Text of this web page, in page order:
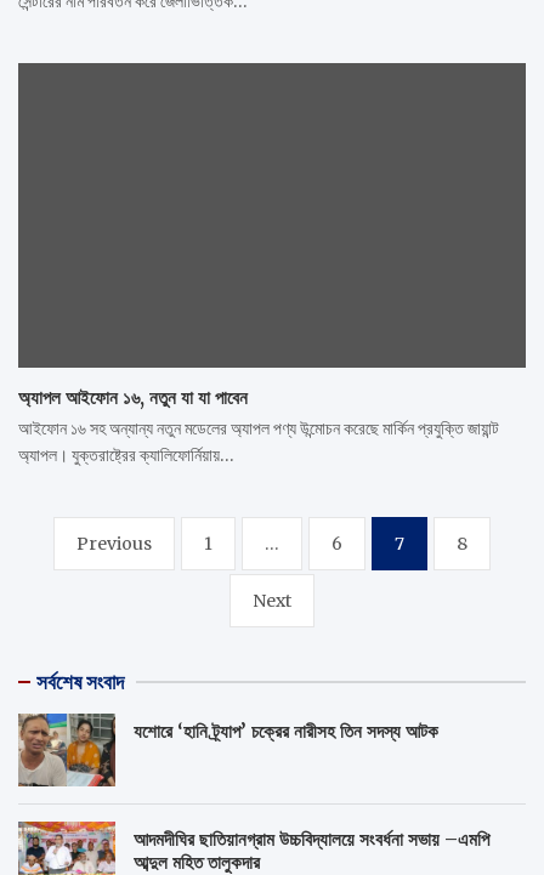
অ্যাপল আইফোন ১৬, নতুন যা যা পাবেন
আইফোন ১৬ সহ অন্যান্য নতুন মডেলের অ্যাপল পণ্য উন্মোচন করেছে মার্কিন প্রযুক্তি জায়ান্ট
অ্যাপল। যুক্তরাষ্ট্রের ক্যালিফোর্নিয়ায়…
Posts
pagination
Previous 1 … 6 7 8
Next
সর্বশেষ সংবাদ
যশোরে ‘হানি ট্র্যাপ’ চক্রের নারীসহ তিন সদস্য আটক
আদমদীঘির ছাতিয়ানগ্রাম উচ্চবিদ্যালয়ে সংবর্ধনা সভায় –এমপি
আব্দুল মহিত তালুকদার